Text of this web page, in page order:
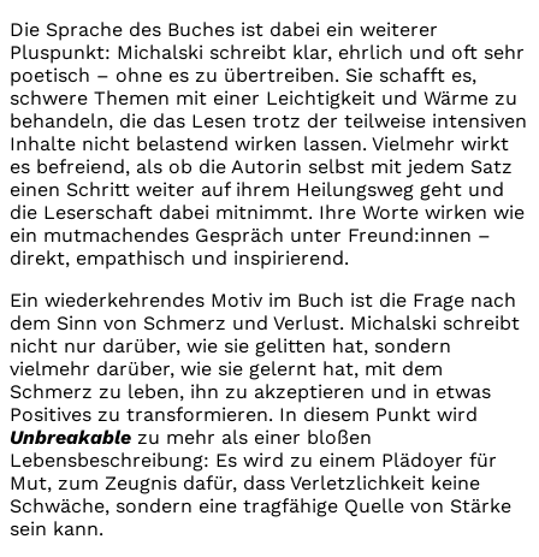
Die Sprache des Buches ist dabei ein weiterer
Pluspunkt: Michalski schreibt klar, ehrlich und oft sehr
poetisch – ohne es zu übertreiben. Sie schafft es,
schwere Themen mit einer Leichtigkeit und Wärme zu
behandeln, die das Lesen trotz der teilweise intensiven
Inhalte nicht belastend wirken lassen. Vielmehr wirkt
es befreiend, als ob die Autorin selbst mit jedem Satz
einen Schritt weiter auf ihrem Heilungsweg geht und
die Leserschaft dabei mitnimmt. Ihre Worte wirken wie
ein mutmachendes Gespräch unter Freund:innen –
direkt, empathisch und inspirierend.
Ein wiederkehrendes Motiv im Buch ist die Frage nach
dem Sinn von Schmerz und Verlust. Michalski schreibt
nicht nur darüber, wie sie gelitten hat, sondern
vielmehr darüber, wie sie gelernt hat, mit dem
Schmerz zu leben, ihn zu akzeptieren und in etwas
Positives zu transformieren. In diesem Punkt wird
Unbreakable zu mehr als einer bloßen
Lebensbeschreibung: Es wird zu einem Plädoyer für
Mut, zum Zeugnis dafür, dass Verletzlichkeit keine
Schwäche, sondern eine tragfähige Quelle von Stärke
sein kann.